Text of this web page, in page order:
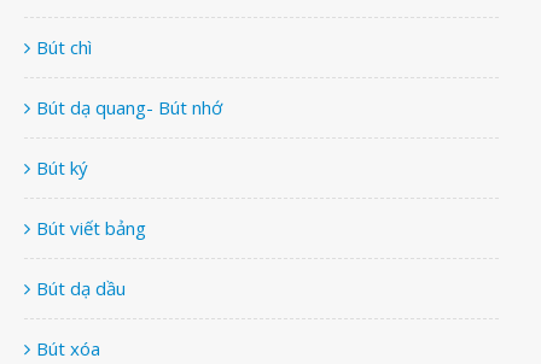
Bút chì
Bút dạ quang- Bút nhớ
Bút ký
Bút viết bảng
Bút dạ dầu
Bút xóa